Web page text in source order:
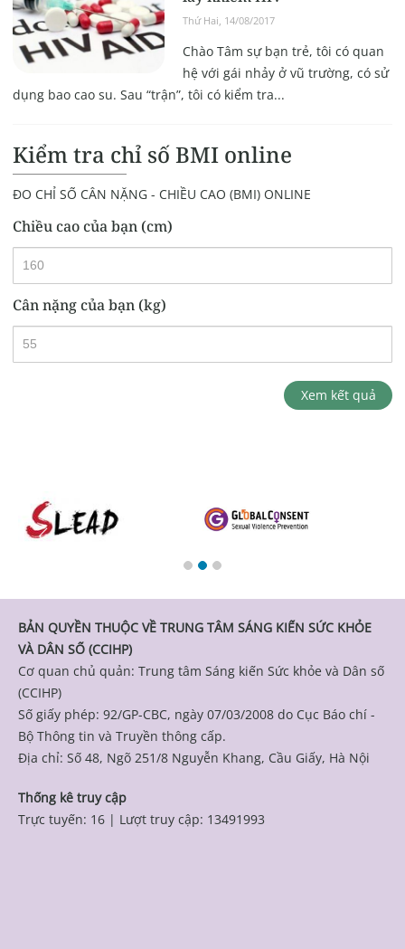
Thứ Hai, 14/08/2017
Chào Tâm sự bạn trẻ, tôi có quan
hệ với gái nhảy ở vũ trường, có sử
dụng bao cao su. Sau “trận”, tôi có kiểm tra...
Kiểm tra chỉ số BMI online
ĐO CHỈ SỐ CÂN NẶNG - CHIỀU CAO (BMI) ONLINE
Chiều cao của bạn (cm)
Cân nặng của bạn (kg)
Xem kết quả
BẢN QUYỀN THUỘC VỀ TRUNG TÂM SÁNG KIẾN SỨC KHỎE
VÀ DÂN SỐ (CCIHP)
Cơ quan chủ quản: Trung tâm Sáng kiến Sức khỏe và Dân số
(CCIHP)
Số giấy phép: 92/GP-CBC, ngày 07/03/2008 do Cục Báo chí -
Bộ Thông tin và Truyền thông cấp.
Địa chỉ: Số 48, Ngõ 251/8 Nguyễn Khang, Cầu Giấy, Hà Nội
Thống kê truy cập
Trực tuyến: 16 | Lượt truy cập: 13491993